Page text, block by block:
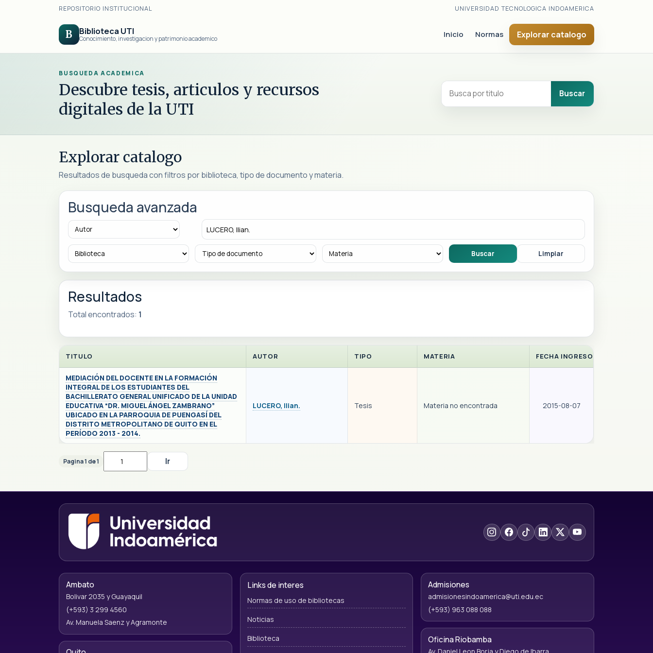
REPOSITORIO INSTITUCIONAL UNIVERSIDAD TECNOLOGICA INDOAMERICA
B Biblioteca UTI
Conocimiento, investigacion y patrimonio academico Inicio Normas Explorar catalogo
BUSQUEDA ACADEMICA
Descubre tesis, articulos y recursos
digitales de la UTI
Explorar catalogo
Resultados de busqueda con filtros por biblioteca, tipo de documento y materia.
Busqueda avanzada
Resultados
Total encontrados: 1
TITULO AUTOR TIPO MATERIA FECHA INGRESO
MEDIACIÓN DEL DOCENTE EN LA FORMACIÓN
INTEGRAL DE LOS ESTUDIANTES DEL
BACHILLERATO GENERAL UNIFICADO DE LA UNIDAD
EDUCATIVA “DR. MIGUEL ÁNGEL ZAMBRANO”
UBICADO EN LA PARROQUIA DE PUENGASÍ DEL
DISTRITO METROPOLITANO DE QUITO EN EL
PERÍODO 2013 - 2014.
LUCERO, Ilian. Tesis Materia no encontrada 2015-08-07
Pagina 1 de 1
Ambato
Bolivar 2035 y Guayaquil
(+593) 3 299 4560
Av. Manuela Saenz y Agramonte
Links de interes
Normas de uso de bibliotecas
Noticias
Biblioteca
Admisiones
admisionesindoamerica@uti.edu.ec
(+593) 963 088 088
Oficina Riobamba